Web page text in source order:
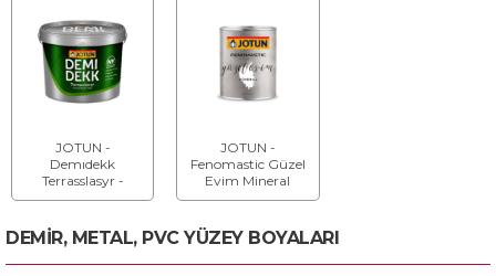
JOTUN -
Demıdekk
Terrasslasyr -
Vernik
JOTUN -
Fenomastic Güzel
Evim Mineral
Şeffaf Koruyucu -
Kaplaması
DEMİR, METAL, PVC YÜZEY BOYALARI